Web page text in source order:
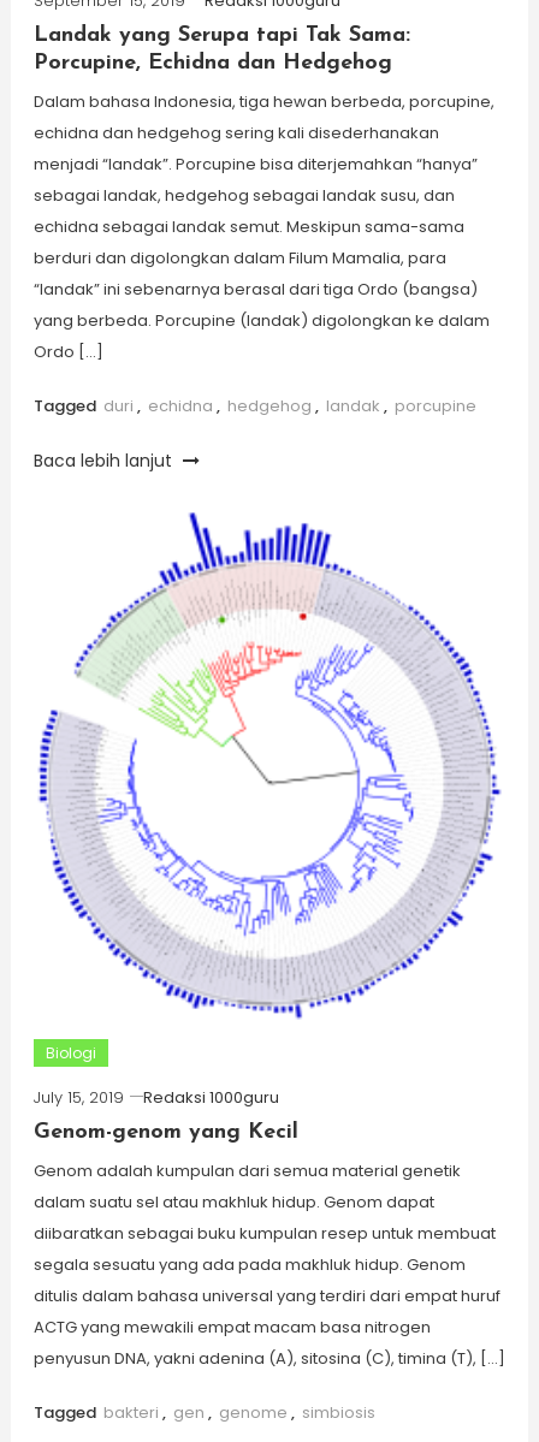
Landak yang Serupa tapi Tak Sama:
Porcupine, Echidna dan Hedgehog
Dalam bahasa Indonesia, tiga hewan berbeda, porcupine,
echidna dan hedgehog sering kali disederhanakan
menjadi “landak”. Porcupine bisa diterjemahkan “hanya”
sebagai landak, hedgehog sebagai landak susu, dan
echidna sebagai landak semut. Meskipun sama-sama
berduri dan digolongkan dalam Filum Mamalia, para
“landak” ini sebenarnya berasal dari tiga Ordo (bangsa)
yang berbeda. Porcupine (landak) digolongkan ke dalam
Ordo […]
Tagged duri , echidna , hedgehog , landak , porcupine
Baca lebih lanjut
Biologi
July 15, 2019
Redaksi 1000guru
Genom-genom yang Kecil
Genom adalah kumpulan dari semua material genetik
dalam suatu sel atau makhluk hidup. Genom dapat
diibaratkan sebagai buku kumpulan resep untuk membuat
segala sesuatu yang ada pada makhluk hidup. Genom
ditulis dalam bahasa universal yang terdiri dari empat huruf
ACTG yang mewakili empat macam basa nitrogen
penyusun DNA, yakni adenina (A), sitosina (C), timina (T), […]
Tagged bakteri , gen , genome , simbiosis